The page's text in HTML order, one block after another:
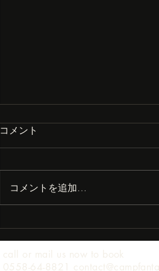
まさかの大打撃？
コメント
コメントを追加…
call or mail us now to book
0558-64-8821